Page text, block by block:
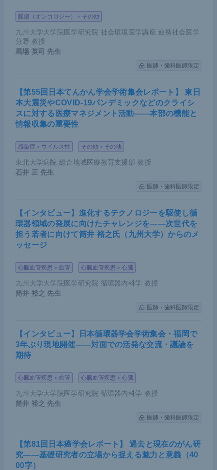
腫瘍（オンコロジー）＞その他
九州大学大学院医学研究院 社会環境医学講座 連携社会医学
分野 教授
馬場 英司 先生
医師・歯科医師限定
【第55回日本てんかん学会学術集会レポート】 東日
本大震災やCOVID-19パンデミックなどのクライシ
スに対する医療マネジメント活動――本部の機能と
情報収集の重要性
感染症＞ウイルス性 その他＞その他
東北大学病院 総合地域医療教育支援部 教授
石井 正 先生
医師・歯科医師限定
【インタビュー】進化するテクノロジーを駆使し循
環器領域の発展に向けたチャレンジを――次世代を
担う若者に向けて筒井 裕之氏（九州大学）からのメ
ッセージ
心臓血管疾患＞血管 心臓血管疾患＞心臓
九州大学大学院医学研究院 循環器内科学 教授
筒井 裕之 先生
医師・歯科医師限定
【インタビュー】日本循環器学会学術集会・福岡で
3年ぶり現地開催――対面での活発な交流・議論を
期待
心臓血管疾患＞血管 心臓血管疾患＞心臓
九州大学大学院医学研究院 循環器内科学 教授
筒井 裕之 先生
医師・歯科医師限定
【第81回日本癌学会レポート】 過去と現在のがん研
究――基礎研究者の立場から捉える魅力と意義（40
00字）